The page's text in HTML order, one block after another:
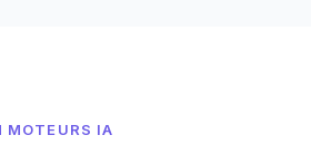
MOTEURS IA